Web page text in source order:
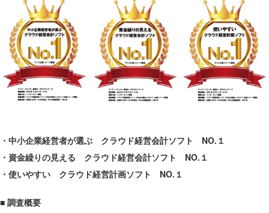
・中小企業経営者が選ぶ クラウド経営会計ソフト NO.１
・資金繰りの見える クラウド経営会計ソフト NO.１
・使いやすい クラウド経営計画ソフト NO.１
■ 調査概要